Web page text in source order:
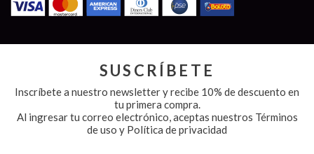
SUSCRÍBETE
Inscríbete a nuestro newsletter y recibe 10% de descuento en
tu primera compra.
Al ingresar tu correo electrónico, aceptas nuestros Términos
de uso y Política de privacidad